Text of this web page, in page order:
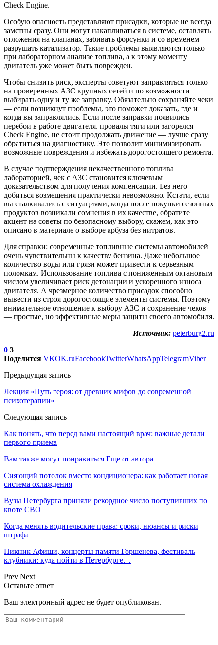
Check Engine.
Особую опасность представляют присадки, которые не всегда
заметны сразу. Они могут накапливаться в системе, оставлять
отложения на клапанах, забивать форсунки и со временем
разрушать катализатор. Такие проблемы выявляются только
при лабораторном анализе топлива, а к этому моменту
двигатель уже может быть поврежден.
Чтобы снизить риск, эксперты советуют заправляться только
на проверенных АЗС крупных сетей и по возможности
выбирать одну и ту же заправку. Обязательно сохраняйте чеки
— если возникнут проблемы, это поможет доказать, где и
когда вы заправлялись. Если после заправки появились
перебои в работе двигателя, провалы тяги или загорелся
Check Engine, не стоит продолжать движение — лучше сразу
обратиться на диагностику. Это позволит минимизировать
возможные повреждения и избежать дорогостоящего ремонта.
В случае подтверждения некачественного топлива
лабораторией, чек с АЗС становится ключевым
доказательством для получения компенсации. Без него
добиться возмещения практически невозможно. Кстати, если
вы сталкивались с ситуациями, когда после покупки сезонных
продуктов возникали сомнения в их качестве, обратите
акцент на советы по безопасному выбору, скажем, как это
описано в материале о выборе арбуза без нитратов.
Для справки: современные топливные системы автомобилей
очень чувствительны к качеству бензина. Даже небольшое
количество воды или грязи может привести к серьезным
поломкам. Использование топлива с пониженным октановым
числом увеличивает риск детонации и ускоренного износа
двигателя. А чрезмерное количество присадок способно
вывести из строя дорогостоящие элементы системы. Поэтому
внимательное отношение к выбору АЗС и сохранение чеков
— простые, но эффективные меры защиты своего автомобиля.
Источник: peterburg2.ru
0 3
Поделится VKOK.ruFacebookTwitterWhatsAppTelegramViber
Предыдущая запись
Лекция «Путь героя: от древних мифов до современной
психотерапии»
Следующая запись
Как понять, что перед вами настоящий врач: важные детали
первого приема
Вам также могут понравиться Еще от автора
Сияющий потолок вместо кондиционера: как работает новая
система охлаждения
Вузы Петербурга приняли рекордное число поступивших по
квоте СВО
Когда менять водительские права: сроки, нюансы и риски
штрафа
Пикник Афиши, концерты памяти Горшенева, фестиваль
клубники: куда пойти в Петербурге…
Prev Next
Оставьте ответ
Ваш электронный адрес не будет опубликован.